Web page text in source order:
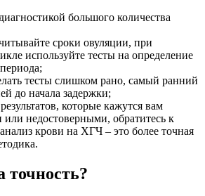
большого количества
сроки овуляции, при
используйте тесты на определение
тесты слишком рано, самый ранний
до начала задержки;
которые кажутся вам
недостоверными, обратитесь к
анализ крови на ХГЧ – это более точная
точность?